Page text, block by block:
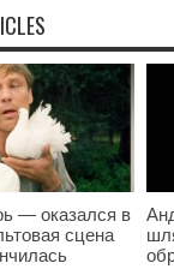
— оказался в
сцена